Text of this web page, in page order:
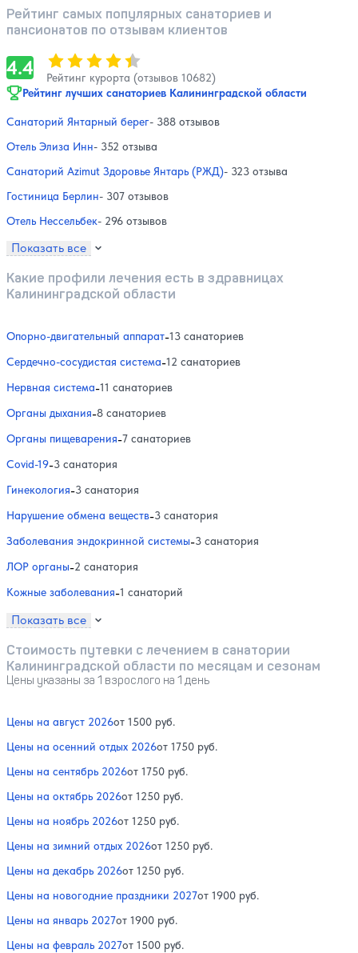
Рейтинг самых популярных санаториев и
пансионатов по отзывам клиентов
4.4 Оценка, количество звезд:
Рейтинг курорта (отзывов 10682)
Рейтинг лучших санаториев Калининградской области
Санаторий Янтарный берег- 388 отзывов
Отель Элиза Инн- 352 отзыва
Санаторий Azimut Здоровье Янтарь (РЖД)- 323 отзыва
Гостиница Берлин- 307 отзывов
Отель Нессельбек- 296 отзывов
Показать все
Какие профили лечения есть в здравницах
Калининградской области
Опорно-двигательный аппарат-13 санаториев
Сердечно-сосудистая система-12 санаториев
Нервная система-11 санаториев
Органы дыхания-8 санаториев
Органы пищеварения-7 санаториев
Covid-19-3 санатория
Гинекология-3 санатория
Нарушение обмена веществ-3 санатория
Заболевания эндокринной системы-3 санатория
ЛОР органы-2 санатория
Кожные заболевания-1 санаторий
Показать все
Стоимость путевки с лечением в санатории
Калининградской области по месяцам и сезонам
Цены указаны за 1 взрослого на 1 день
Цены на август 2026от 1500 руб.
Цены на осенний отдых 2026от 1750 руб.
Цены на сентябрь 2026от 1750 руб.
Цены на октябрь 2026от 1250 руб.
Цены на ноябрь 2026от 1250 руб.
Цены на зимний отдых 2026от 1250 руб.
Цены на декабрь 2026от 1250 руб.
Цены на новогодние праздники 2027от 1900 руб.
Цены на январь 2027от 1900 руб.
Цены на февраль 2027от 1500 руб.